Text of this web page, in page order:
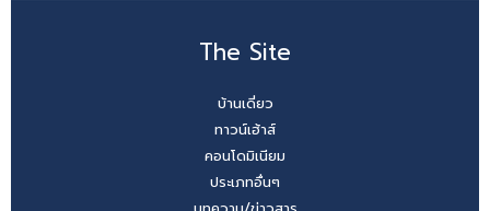
The Site
บ้านเดี่ยว
ทาวน์เฮ้าส์
คอนโดมิเนียม
ประเภทอื่นๆ